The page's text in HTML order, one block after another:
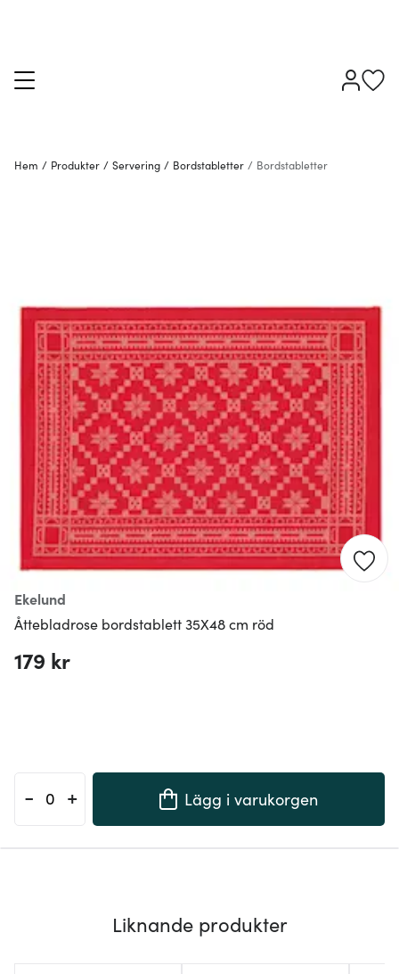
Hem / Produkter / Servering / Bordstabletter / Bordstabletter
Ekelund
Åttebladrose bordstablett 35X48 cm röd
179 kr
- + Lägg i varukorgen
Liknande produkter